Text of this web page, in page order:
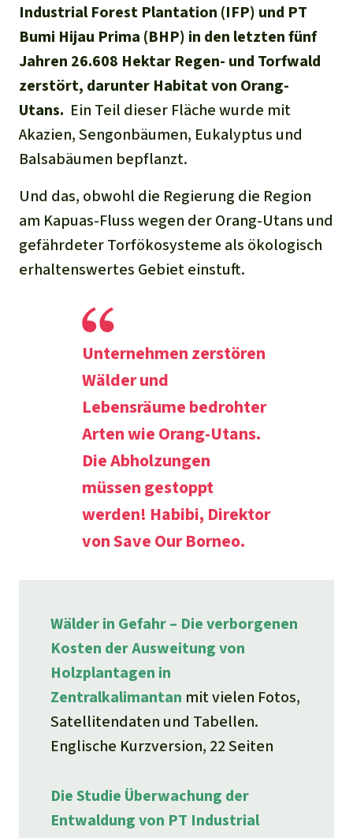
Staudämme
Straßen
Zement und Beton
Industrial Forest Plantation (IFP) und PT
Bumi Hijau Prima (BHP) in den letzten fünf
Jahren 26.608 Hektar Regen- und Torfwald
zerstört, darunter Habitat von Orang-
Utans. Ein Teil dieser Fläche wurde mit
Akazien, Sengonbäumen, Eukalyptus und
Balsabäumen bepflanzt.
Und das, obwohl die Regierung die Region
am Kapuas-Fluss wegen der Orang-Utans und
gefährdeter Torfökosysteme als ökologisch
erhaltenswertes Gebiet einstuft.
Unternehmen zerstören
Wälder und
Lebensräume bedrohter
Arten wie Orang-Utans.
Die Abholzungen
müssen gestoppt
werden! Habibi, Direktor
von Save Our Borneo.
Wälder in Gefahr – Die verborgenen
Kosten der Ausweitung von
Holzplantagen in
Zentralkalimantan mit vielen Fotos,
Satellitendaten und Tabellen.
Englische Kurzversion, 22 Seiten
Die Studie Überwachung der
Entwaldung von PT Industrial